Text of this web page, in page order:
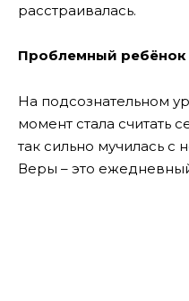
расстраивалась.
Проблемный ребёнок
На подсознательном
момент стала считать
так сильно мучилась с
Веры – это